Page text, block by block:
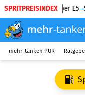
SPRITPREISINDEX
Diesel Super E5
mehr-tanken PUR